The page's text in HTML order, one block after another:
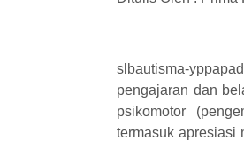
slbautisma-
pengajaran dan
psikomotor
termasuk apresiasi